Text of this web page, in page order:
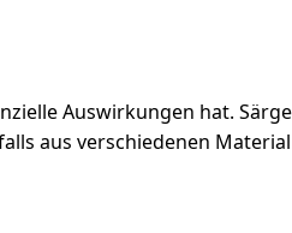
Auswirkungen hat.
aus verschiedenen